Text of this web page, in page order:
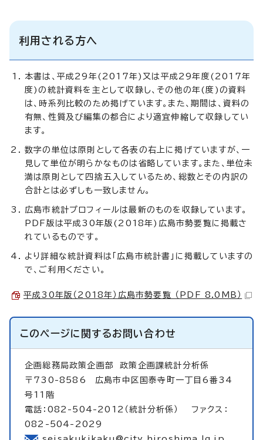
利用される方へ
本書は、平成29年(2017年)又は平成29年度(2017年
度)の統計資料を主として収録し、その他の年(度)の資料
は、時系列比較のため掲げています。また、期間は、資料の
有無、性質及び編集の都合により適宜伸縮して収録してい
ます。
数字の単位は原則として各表の右上に掲げていますが、一
見して単位が明らかなものは省略しています。また、単位未
満は原則として四捨五入しているため、総数とその内訳の
合計とは必ずしも一致しません。
広島市統計プロフィールは最新のものを収録しています。
PDF版は平成30年版(2018年)広島市勢要覧に掲載さ
れているものです。
より詳細な統計資料は「広島市統計書」に掲載していますの
で、ご利用ください。
平成30年版（2018年）広島市勢要覧 （PDF 8.0MB）
このページに関するお問い合わせ
企画総務局政策企画部政策企画課統計分析係
〒730-8586 広島市中区国泰寺町一丁目6番34
号11階
電話：082-504-2012（統計分析係） ファクス：
082-504-2029